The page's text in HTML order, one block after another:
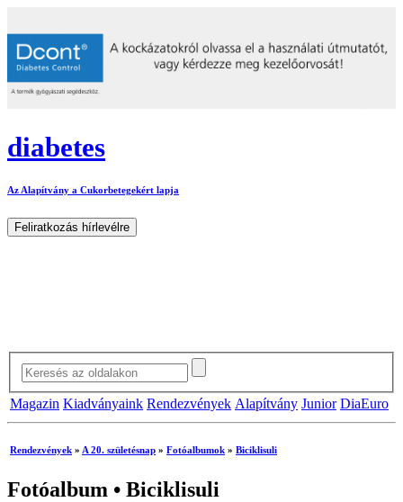
diabetes
Az Alapítvány a Cukorbetegekért lapja
Magazin Kiadványaink Rendezvények Alapítvány Junior DiaEuro
Rendezvények » A 20. születésnap » Fotóalbumok » Biciklisuli
Fotóalbum • Biciklisuli